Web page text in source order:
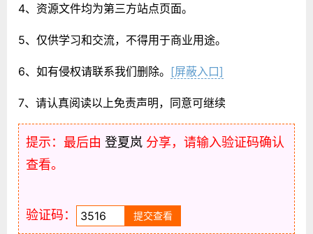
4、资源文件均为第三方站点页面。
5、仅供学习和交流，不得用于商业用途。
6、如有侵权请联系我们删除。 [屏蔽入口]
7、请认真阅读以上免责声明，同意可继续
提示：最后由 登夏岚 分享，请输入验证码确认
查看。
验证码：